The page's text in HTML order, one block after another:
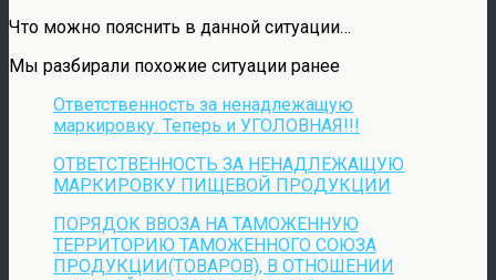
Что можно пояснить в данной ситуации…
Мы разбирали похожие ситуации ранее
Ответственность за ненадлежащую
маркировку. Теперь и УГОЛОВНАЯ!!!
ОТВЕТСТВЕННОСТЬ ЗА НЕНАДЛЕЖАЩУЮ
МАРКИРОВКУ ПИЩЕВОЙ ПРОДУКЦИИ
ПОРЯДОК ВВОЗА НА ТАМОЖЕННУЮ
ТЕРРИТОРИЮ ТАМОЖЕННОГО СОЮЗА
ПРОДУКЦИИ(ТОВАРОВ), В ОТНОШЕНИИ